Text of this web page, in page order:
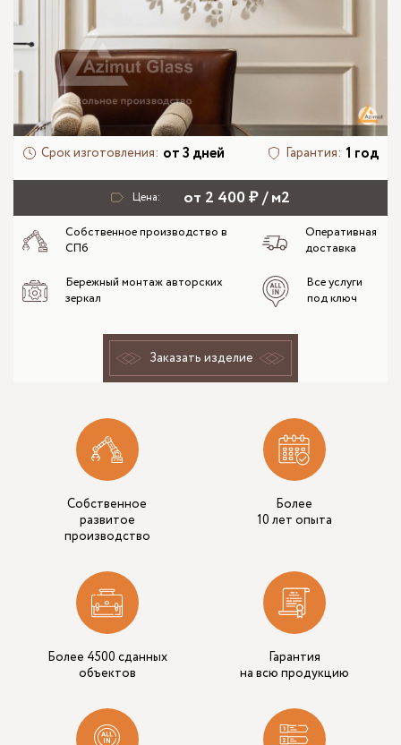
Срок изготовления: от 3 дней Гарантия: 1 год
Цена: от 2 400 ₽ / м2
Собственное производство в
СПб
Оперативная
доставка
Бережный монтаж авторских
зеркал
Все услуги
под ключ
Заказать изделие
Собственное
развитое
производство
Более
10 лет опыта
Более 4500 сданных
объектов
Гарантия
на всю продукцию